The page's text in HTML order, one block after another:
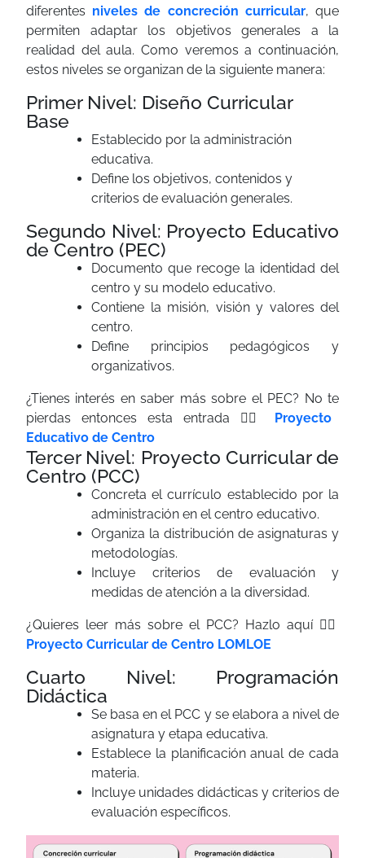
diferentes niveles de concreción curricular, que
permiten adaptar los objetivos generales a la
realidad del aula. Como veremos a continuación,
estos niveles se organizan de la siguiente manera:
Primer Nivel: Diseño Curricular
Base
Establecido por la administración
educativa.
Define los objetivos, contenidos y
criterios de evaluación generales.
Segundo Nivel: Proyecto Educativo
de Centro (PEC)
Documento que recoge la identidad del
centro y su modelo educativo.
Contiene la misión, visión y valores del
centro.
Define principios pedagógicos y
organizativos.
¿Tienes interés en saber más sobre el PEC? No te
pierdas entonces esta entrada 👉🏼 Proyecto
Educativo de Centro
Tercer Nivel: Proyecto Curricular de
Centro (PCC)
Concreta el currículo establecido por la
administración en el centro educativo.
Organiza la distribución de asignaturas y
metodologías.
Incluye criterios de evaluación y
medidas de atención a la diversidad.
¿Quieres leer más sobre el PCC? Hazlo aquí 👉🏼
Proyecto Curricular de Centro LOMLOE
Cuarto Nivel: Programación
Didáctica
Se basa en el PCC y se elabora a nivel de
asignatura y etapa educativa.
Establece la planificación anual de cada
materia.
Incluye unidades didácticas y criterios de
evaluación específicos.